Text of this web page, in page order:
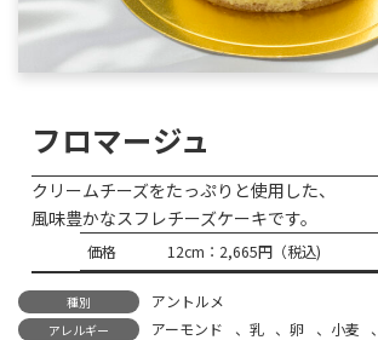
フロマージュ
クリームチーズをたっぷりと使用した、
風味豊かなスフレチーズケーキです。
価格 12cm：2,665円（税込)
種別 アントルメ
アレルギー アーモンド 、 乳 、卵 、 小麦 、